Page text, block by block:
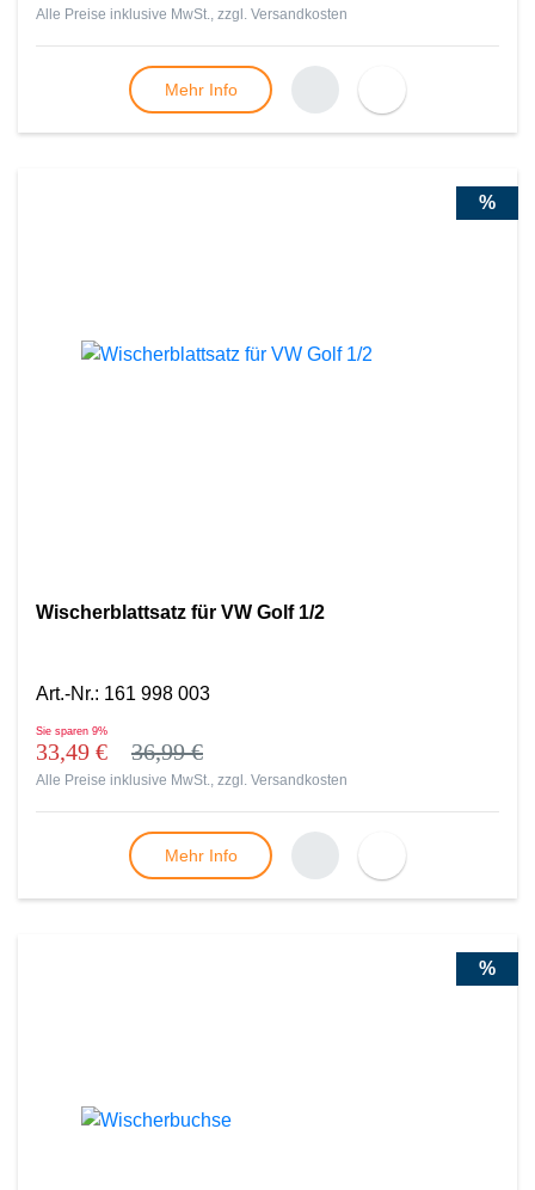
Alle Preise inklusive MwSt., zzgl. Versandkosten
Mehr Info
%
Wischerblattsatz für VW Golf 1/2
Art.-Nr.: 161 998 003
Sie sparen 9%
33,49 € 36,99 €
Alle Preise inklusive MwSt., zzgl. Versandkosten
Mehr Info
%